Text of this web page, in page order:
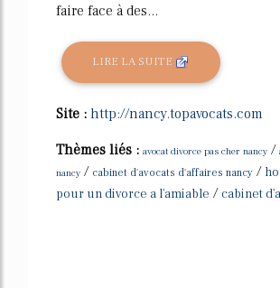
faire face à des...
LIRE LA SUITE
Site : http://nancy.topavocats.com
Thèmes liés : avocat divorce pas cher nancy /
nancy / cabinet d'avocats d'affaires nancy /
pour un divorce a l'amiable / cabinet